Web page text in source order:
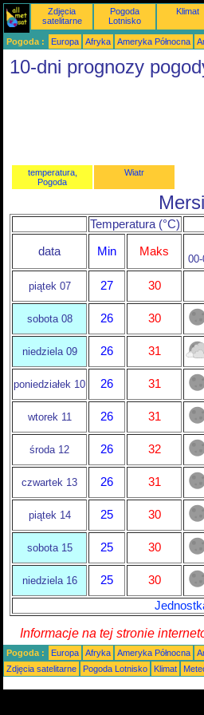
Zdjęcia
satelitarne
Pogoda
Lotnisko
Klimat
Pogoda : Europa Afryka Ameryka Północna
10-dni prognozy
temperatura,
Pogoda
Wiatr
Temperatura (°C)
data Min Maks
piątek 07 27 30
sobota 08 26 30
niedziela 09 26 31
poniedziałek 10 26 31
wtorek 11 26 31
środa 12 26 32
czwartek 13 26 31
piątek 14 25 30
sobota 15 25 30
niedziela 16 25
30
Informacje na tej stronie
Pogoda : Europa Afryka Ameryka Północna
Zdjęcia satelitarne
Pogoda Lotnisko Klimat